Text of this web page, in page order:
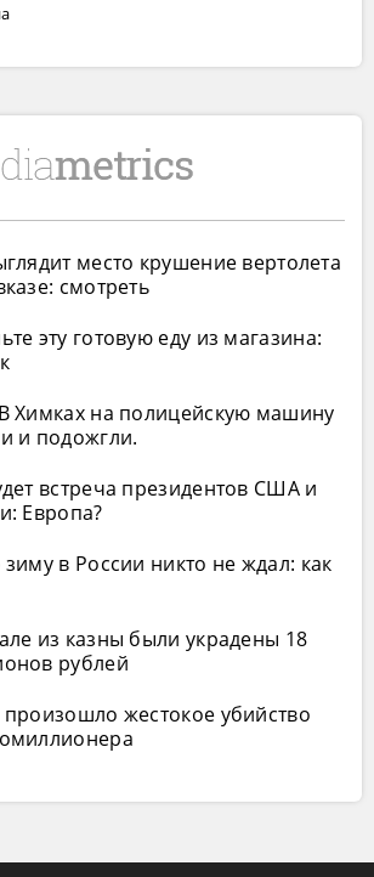
место крушение вертолета
смотреть
эту готовую еду из магазина:
Химках на полицейскую машину
и подожгли.
встреча президентов США и
Европа?
в России никто не ждал: как
из казны были украдены 18
рублей
жестокое убийство